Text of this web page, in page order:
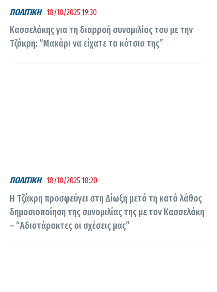
ΠΟΛΙΤΙΚΗ 18/10/2025 19:30
Κασσελάκης για τη διαρροή συνομιλίας του με την
Τζάκρη: “Μακάρι να είχατε τα κότσια της”
ΠΟΛΙΤΙΚΗ 18/10/2025 18:20
Η Τζάκρη προσφεύγει στη Δίωξη μετά τη κατά λάθος
δημοσιοποίηση της συνομιλίας της με τον Κασσελάκη
– “Αδιατάρακτες οι σχέσεις μας”